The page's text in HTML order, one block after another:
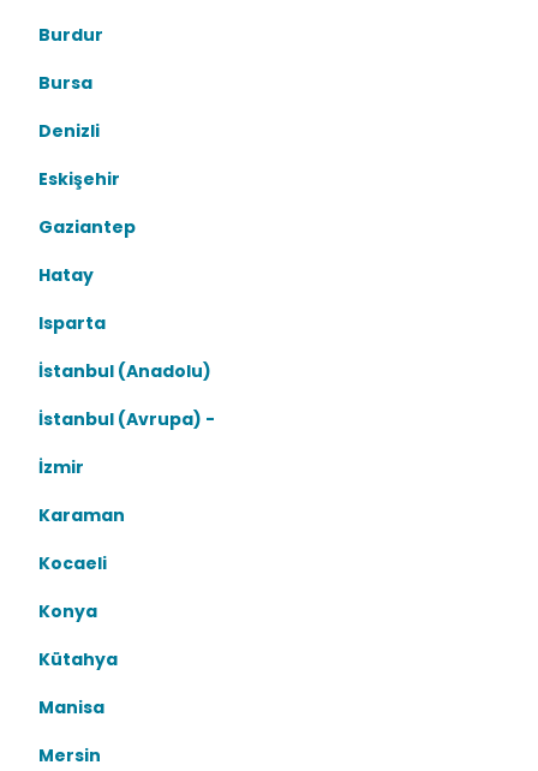
Burdur
Bursa
Denizli
Eskişehir
Gaziantep
Hatay
Isparta
İstanbul (Anadolu)
İstanbul (Avrupa) -
İzmir
Karaman
Kocaeli
Konya
Kütahya
Manisa
Mersin